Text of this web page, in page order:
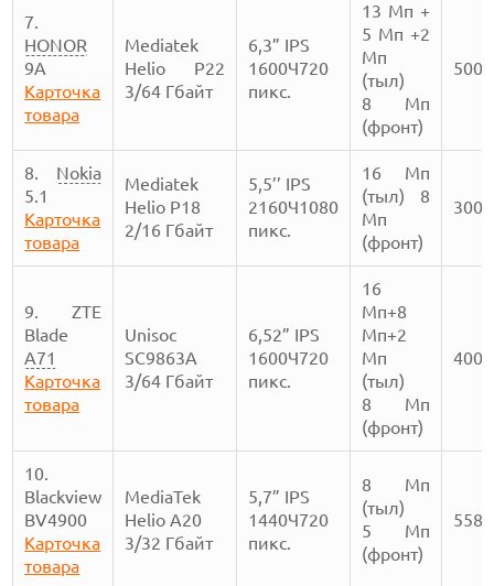
7.
HONOR
9А
Карточка
товара
Mediatek
Helio P22
3/64 Гбайт
6,3” IPS
1600Ч720
пикс.
13 Мп +
5 Мп +2
Мп
(тыл)
8 Мп
(фронт)
8. Nokia
5.1
Карточка
товара
Mediatek
Helio P18
2/16 Гбайт
5,5’’ IPS
2160Ч1080
пикс.
16 Мп
(тыл) 8
Мп
(фронт)
9. ZTE
Blade
A71
Карточка
товара
Unisoc
SC9863A
3/64 Гбайт
6,52” IPS
1600Ч720
пикс.
16
Мп+8
Мп+2
Мп
(тыл)
8 Мп
(фронт)
10.
Blackview
BV4900
Карточка
товара
MediaTek
Helio A20
3/32 Гбайт
5,7” IPS
1440Ч720
пикс.
8 Мп
(тыл)
5 Мп
(фронт)